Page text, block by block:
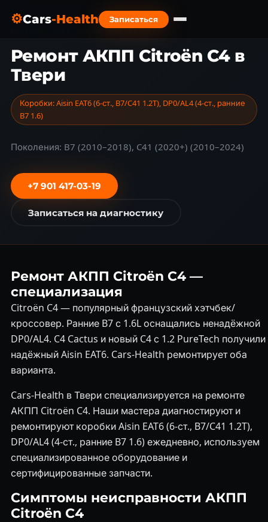
⚙Cars-Health Записаться
Марки авто › Citroën › C4
Ремонт АКПП Citroën C4 в
Твери
Коробки: Aisin EAT6 (6-ст., B7/C41 1.2T), DP0/AL4 (4-ст., ранние
B7 1.6)
Поколения: B7 (2010–2018), C41 (2020+) (2010–2024)
+7 901 417-03-19
Записаться на диагностику
Ремонт АКПП Citroën C4 —
специализация
Citroën C4 — популярный французский хэтчбек/
кроссовер. Ранние B7 с 1.6L оснащались ненадёжной
DP0/AL4. C4 Cactus и новый C4 с 1.2 PureTech получили
надёжный Aisin EAT6. Cars-Health ремонтирует оба
варианта.
Cars-Health в Твери специализируется на ремонте
АКПП Citroën C4. Наши мастера диагностируют и
ремонтируют коробки Aisin EAT6 (6-ст., B7/C41 1.2T),
DP0/AL4 (4-ст., ранние B7 1.6) ежедневно, используем
специализированное оборудование и
сертифицированные запчасти.
Симптомы неисправности АКПП
Citroën C4